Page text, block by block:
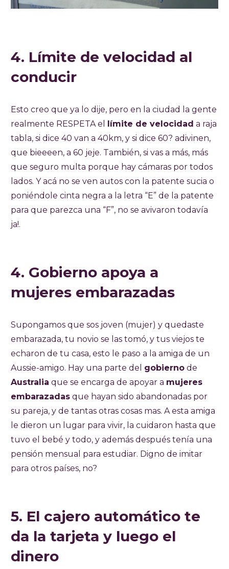
4. Límite de velocidad al
conducir
Esto creo que ya lo dije, pero en la ciudad la gente
realmente RESPETA el límite de velocidad a raja
tabla, si dice 40 van a 40km, y si dice 60? adivinen,
que bieeeen, a 60 jeje. También, si vas a más, más
que seguro multa porque hay cámaras por todos
lados. Y acá no se ven autos con la patente sucia o
poniéndole cinta negra a la letra “E” de la patente
para que parezca una “F”, no se avivaron todavía
ja!.
4. Gobierno apoya a
mujeres embarazadas
Supongamos que sos joven (mujer) y quedaste
embarazada, tu novio se las tomó, y tus viejos te
echaron de tu casa, esto le paso a la amiga de un
Aussie-amigo. Hay una parte del gobierno de
Australia que se encarga de apoyar a mujeres
embarazadas que hayan sido abandonadas por
su pareja, y de tantas otras cosas mas. A esta amiga
le dieron un lugar para vivir, la cuidaron hasta que
tuvo el bebé y todo, y además después tenía una
pensión mensual para estudiar. Digno de imitar
para otros países, no?
5. El cajero automático te
da la tarjeta y luego el
dinero